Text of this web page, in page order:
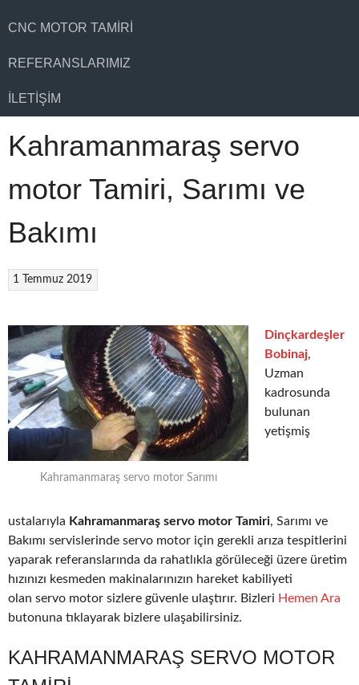
CNC MOTOR TAMIRI
REFERANSLARIMIZ
İLETIŞIM
Kahramanmaraş servo
motor Tamiri, Sarımı ve
Bakımı
1 Temmuz 2019
Kahramanmaraş servo motor Sarımı
Dinçkardeşler
Bobinaj,
Uzman
kadrosunda
bulunan
yetişmiş
ustalarıyla Kahramanmaraş servo motor Tamiri, Sarımı ve
Bakımı servislerinde servo motor için gerekli arıza tespitlerini
yaparak referanslarında da rahatlıkla görüleceği üzere üretim
hızınızı kesmeden makinalarınızın hareket kabiliyeti
olan servo motor sizlere güvenle ulaştırır. Bizleri Hemen Ara
butonuna tıklayarak bizlere ulaşabilirsiniz.
KAHRAMANMARAŞ SERVO MOTOR